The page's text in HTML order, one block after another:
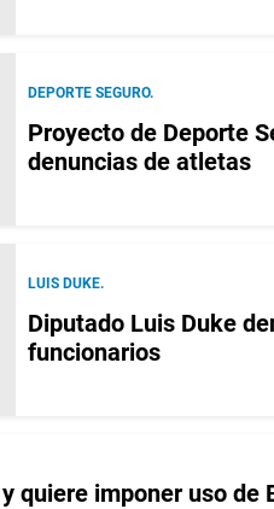
DEPORTE SEGURO.
Proyecto de Deporte
denuncias de atletas
LUIS DUKE.
Diputado Luis Duke
funcionarios
quiere imponer uso de